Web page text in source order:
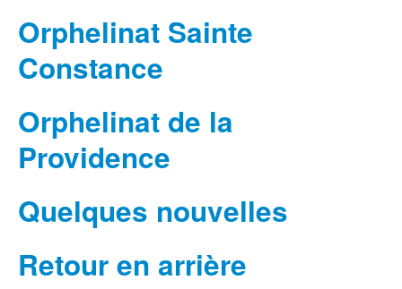
Orphelinat Sainte
Constance
Orphelinat de la
Providence
Quelques nouvelles
Retour en arrière